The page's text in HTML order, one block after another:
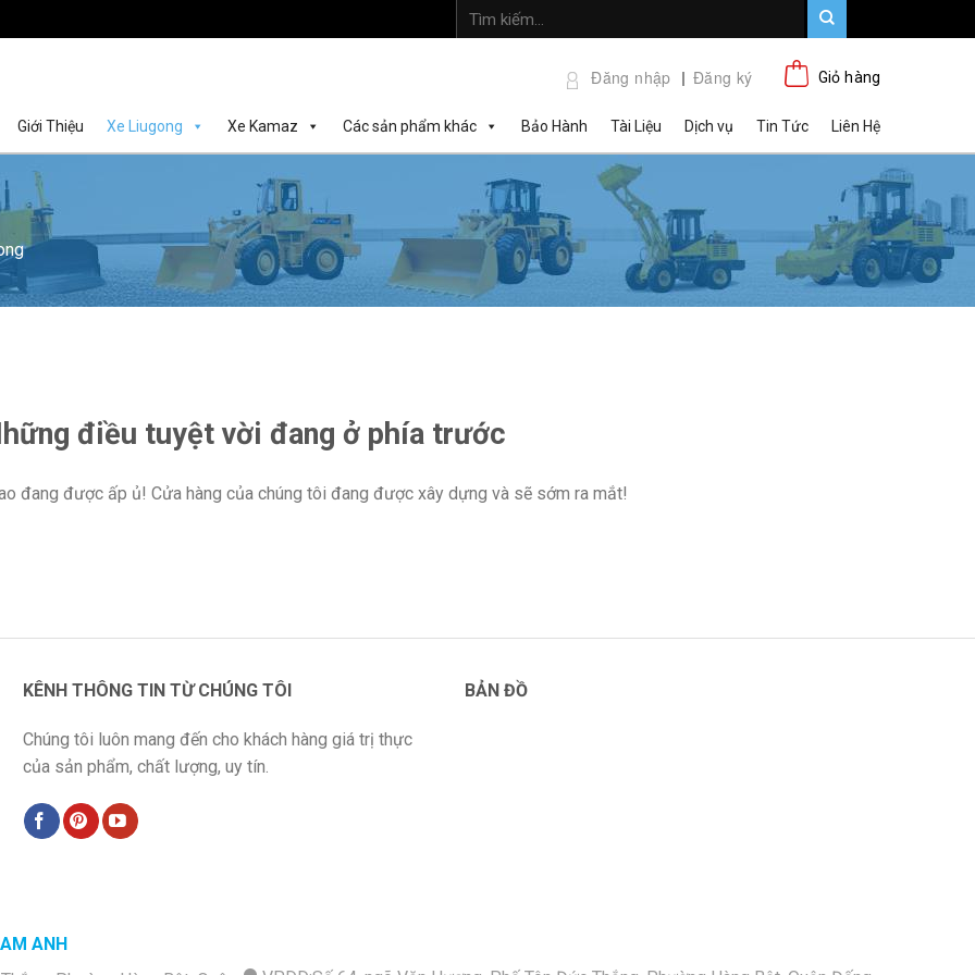
kiếm:
Đăng nhập Đăng ký Giỏ hàng
Giới Thiệu Xe Liugong Xe Kamaz Các sản phẩm khác Bảo Hành Tài Liệu Dịch vụ Tin Tức Liên Hệ
điều tuyệt vời đang ở phía trước
đang được ấp ủ! Cửa hàng của chúng tôi đang được xây dựng và sẽ sớm ra mắt!
KÊNH THÔNG TIN TỪ CHÚNG TÔI
Chúng tôi luôn mang đến cho khách hàng giá trị thực
của sản phẩm, chất lượng, uy tín.
BẢN ĐỒ
ANH